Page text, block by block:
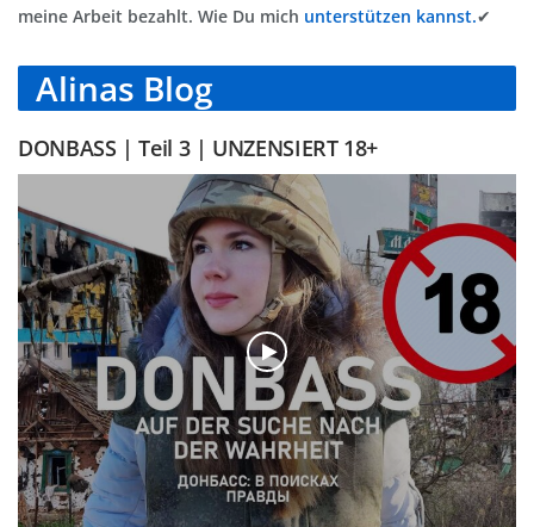
meine Arbeit bezahlt. Wie Du mich unterstützen kannst.✔
Alinas Blog
DONBASS | Teil 3 | UNZENSIERT 18+